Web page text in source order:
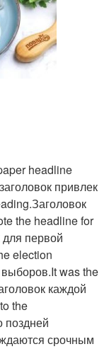
headline
привлек
the headline for
первой
election
выборов.It was the
каждой
the
поздней
срочным